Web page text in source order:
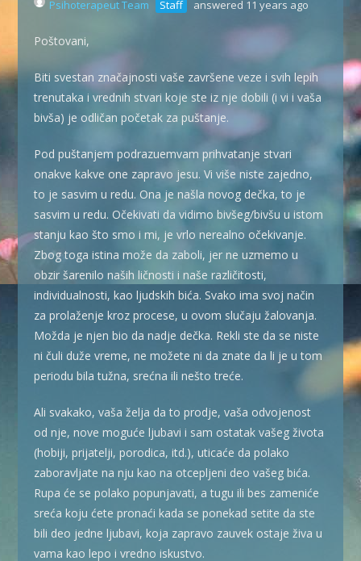
Psihoterapeut Team Staff answered 11 years ago
Poštovani,
Biti svestan značajnosti vaše završene veze i svih lepih
trenutaka i vrednih stvari koje ste iz nje dobili (i vi i vaša
bivša) je odličan početak za puštanje.
Pod puštanjem podrazuemvam prihvatanje stvari
onakve kakve one zapravo jesu. Vi više niste zajedno,
to je sasvim u redu. Ona je našla novog dečka, to je
sasvim u redu. Očekivati da vidimo bivšeg/bivšu u istom
stanju kao što smo i mi, je vrlo nerealno očekivanje.
Zbog toga istina može da zaboli, jer ne uzmemo u
obzir šarenilo naših ličnosti i naše različitosti,
individualnosti, kao ljudskih bića. Svako ima svoj način
za prolaženje kroz procese, u ovom slučaju žalovanja.
Možda je njen bio da nadje dečka. Rekli ste da se niste
ni čuli duže vreme, ne možete ni da znate da li je u tom
periodu bila tužna, srećna ili nešto treće.
Ali svakako, vaša želja da to prodje, vaša odvojenost
od nje, nove moguće ljubavi i sam ostatak vašeg života
(hobiji, prijatelji, porodica, itd.), uticaće da polako
zaboravljate na nju kao na otcepljeni deo vašeg bića.
Rupa će se polako popunjavati, a tugu ili bes zameniće
sreća koju ćete pronaći kada se ponekad setite da ste
bili deo jedne ljubavi, koja zapravo zauvek ostaje živa u
vama kao lepo i vredno iskustvo.